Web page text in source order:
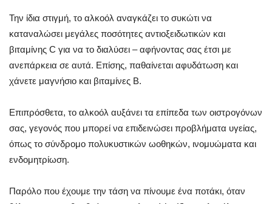
Την ίδια στιγμή, το αλκοόλ αναγκάζει το συκώτι να
καταναλώσει μεγάλες ποσότητες αντιοξειδωτικών και
βιταμίνης C για να το διαλύσει – αφήνοντας σας έτσι με
ανεπάρκεια σε αυτά. Επίσης, παθαίνεται αφυδάτωση και
χάνετε μαγνήσιο και βιταμίνες Β.
Επιπρόσθετα, το αλκοόλ αυξάνει τα επίπεδα των οιστρογόνων
σας, γεγονός που μπορεί να επιδεινώσει προβλήματα υγείας,
όπως το σύνδρομο πολυκυστικών ωοθηκών, ινομυώματα και
ενδομητρίωση.
Παρόλο που έχουμε την τάση να πίνουμε ένα ποτάκι, όταν